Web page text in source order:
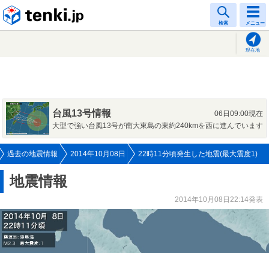
検索 メニュー
現在地
台風13号情報
06日09:00現在
大型で強い台風13号が南大東島の東約240kmを西に進んでいます
過去の地震情報 2014年10月08日 22時11分頃発生した地震(最大震度1)
地震情報
2014年10月08日22:14発表